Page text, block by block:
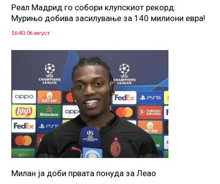
Реал Мадрид го собори клупскиот рекорд:
Мурињо добива засилување за 140 милиони евра!
16:40, 06 август
Милан ја доби првата понуда за Леао